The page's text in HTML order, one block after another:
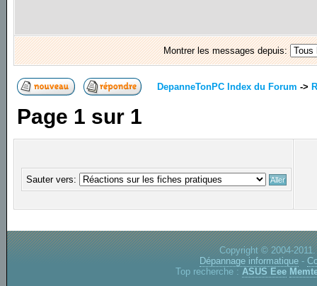
Montrer les messages depuis:
DepanneTonPC Index du Forum ->
Page 1 sur 1
Sauter vers:
Copyright © 2004-
Dépannage informatique -
Top recherche : ASUS Eee